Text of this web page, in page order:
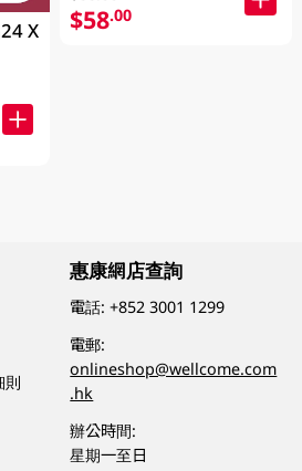
X
$58.00
則
惠康網店查詢
電話:+852 3001 1299
電郵:
onlineshop@wellcome.com
.hk
辦公時間:
星期一至日